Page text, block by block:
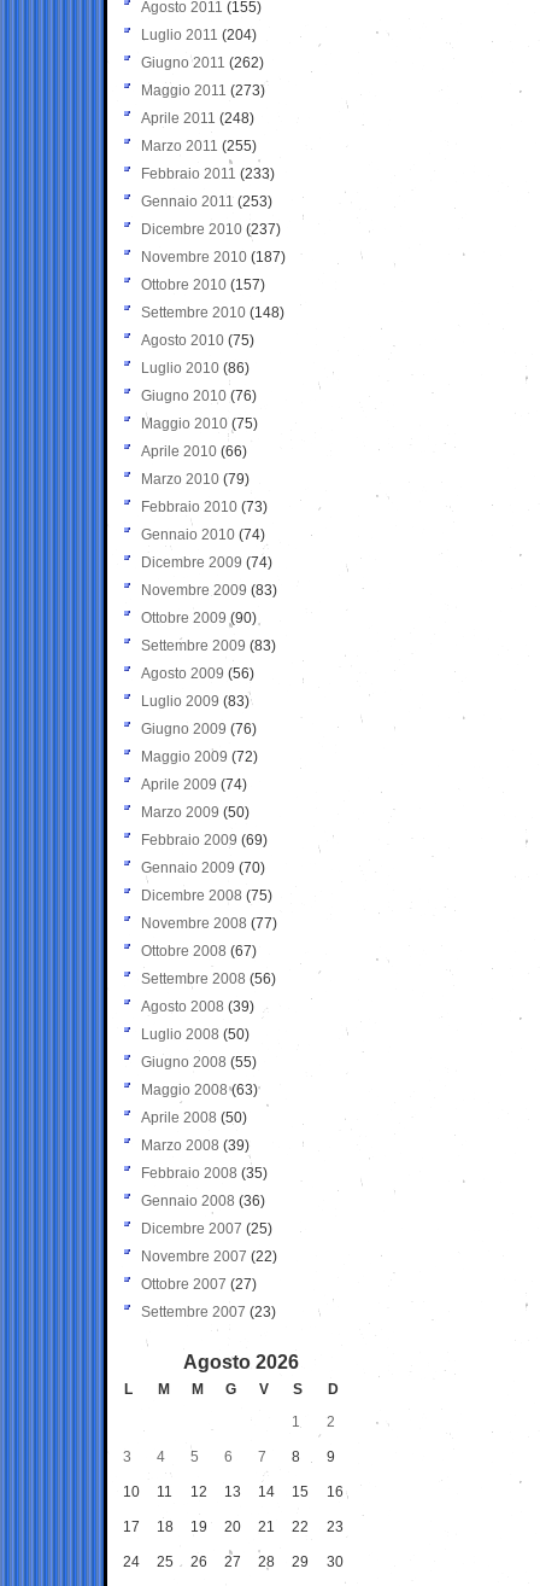
Agosto 2011 (155)
Luglio 2011 (204)
Giugno 2011 (262)
Maggio 2011 (273)
Aprile 2011 (248)
Marzo 2011 (255)
Febbraio 2011 (233)
Gennaio 2011 (253)
Dicembre 2010 (237)
Novembre 2010 (187)
Ottobre 2010 (157)
Settembre 2010 (148)
Agosto 2010 (75)
Luglio 2010 (86)
Giugno 2010 (76)
Maggio 2010 (75)
Aprile 2010 (66)
Marzo 2010 (79)
Febbraio 2010 (73)
Gennaio 2010 (74)
Dicembre 2009 (74)
Novembre 2009 (83)
Ottobre 2009 (90)
Settembre 2009 (83)
Agosto 2009 (56)
Luglio 2009 (83)
Giugno 2009 (76)
Maggio 2009 (72)
Aprile 2009 (74)
Marzo 2009 (50)
Febbraio 2009 (69)
Gennaio 2009 (70)
Dicembre 2008 (75)
Novembre 2008 (77)
Ottobre 2008 (67)
Settembre 2008 (56)
Agosto 2008 (39)
Luglio 2008 (50)
Giugno 2008 (55)
Maggio 2008(63)
Aprile 2008 (50)
Marzo 2008 (39)
Febbraio 2008 (35)
Gennaio 2008 (36)
Dicembre 2007 (25)
Novembre 2007 (22)
Ottobre 2007 (27)
Settembre 2007 (23)
Agosto 2026
L M M G V S
D
1
2
3 4 5 6 7 8 9
10 11 12 13 14 15 16
17 18 19 20 21 22 23
24 25 26 27 28 29 30